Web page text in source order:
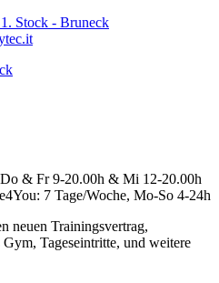
Stock - Bruneck
& Fr 9-20.00h & Mi 12-20.00h
7 Tage/Woche, Mo-So 4-24h
neuen Trainingsvertrag,
Tageseintritte, und weitere